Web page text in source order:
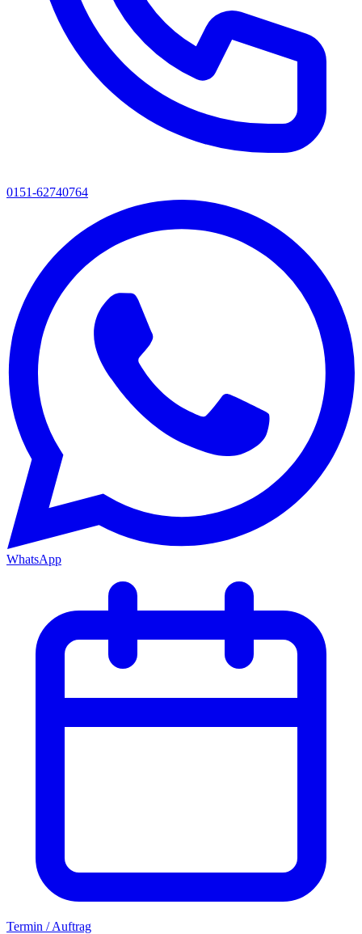
0151-62740764
WhatsApp
Termin / Auftrag